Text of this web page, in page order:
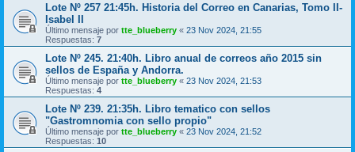
Lote Nº 257 21:45h. Historia del Correo en Canarias, Tomo II-
Isabel II
Último mensaje por tte_blueberry « 23 Nov 2024, 21:55
Respuestas: 7
Lote Nº 245. 21:40h. Libro anual de correos año 2015 sin
sellos de España y Andorra.
Último mensaje por tte_blueberry « 23 Nov 2024, 21:53
Respuestas: 4
Lote Nº 239. 21:35h. Libro tematico con sellos
"Gastromnomia con sello propio"
Último mensaje por tte_blueberry « 23 Nov 2024, 21:52
Respuestas: 10